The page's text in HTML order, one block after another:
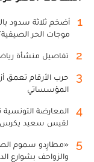
1
أضخم ثلاثة سدود
موجات الحر
2 تفاصيل منشأة
3
حرب الأرقام تعمق
المؤسساتي
4
المعارضة
لقيس سعيد يكرس
5
«مطارِدو سموم
والزواحف بشوارع